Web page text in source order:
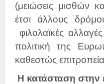
(μειώσεις μισθών
έτσι άλλους
φιλολαϊκές
πολιτική της
καθεστώς
Η κατάσταση στην